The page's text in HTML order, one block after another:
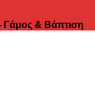
Γάμος & Βάπτιση